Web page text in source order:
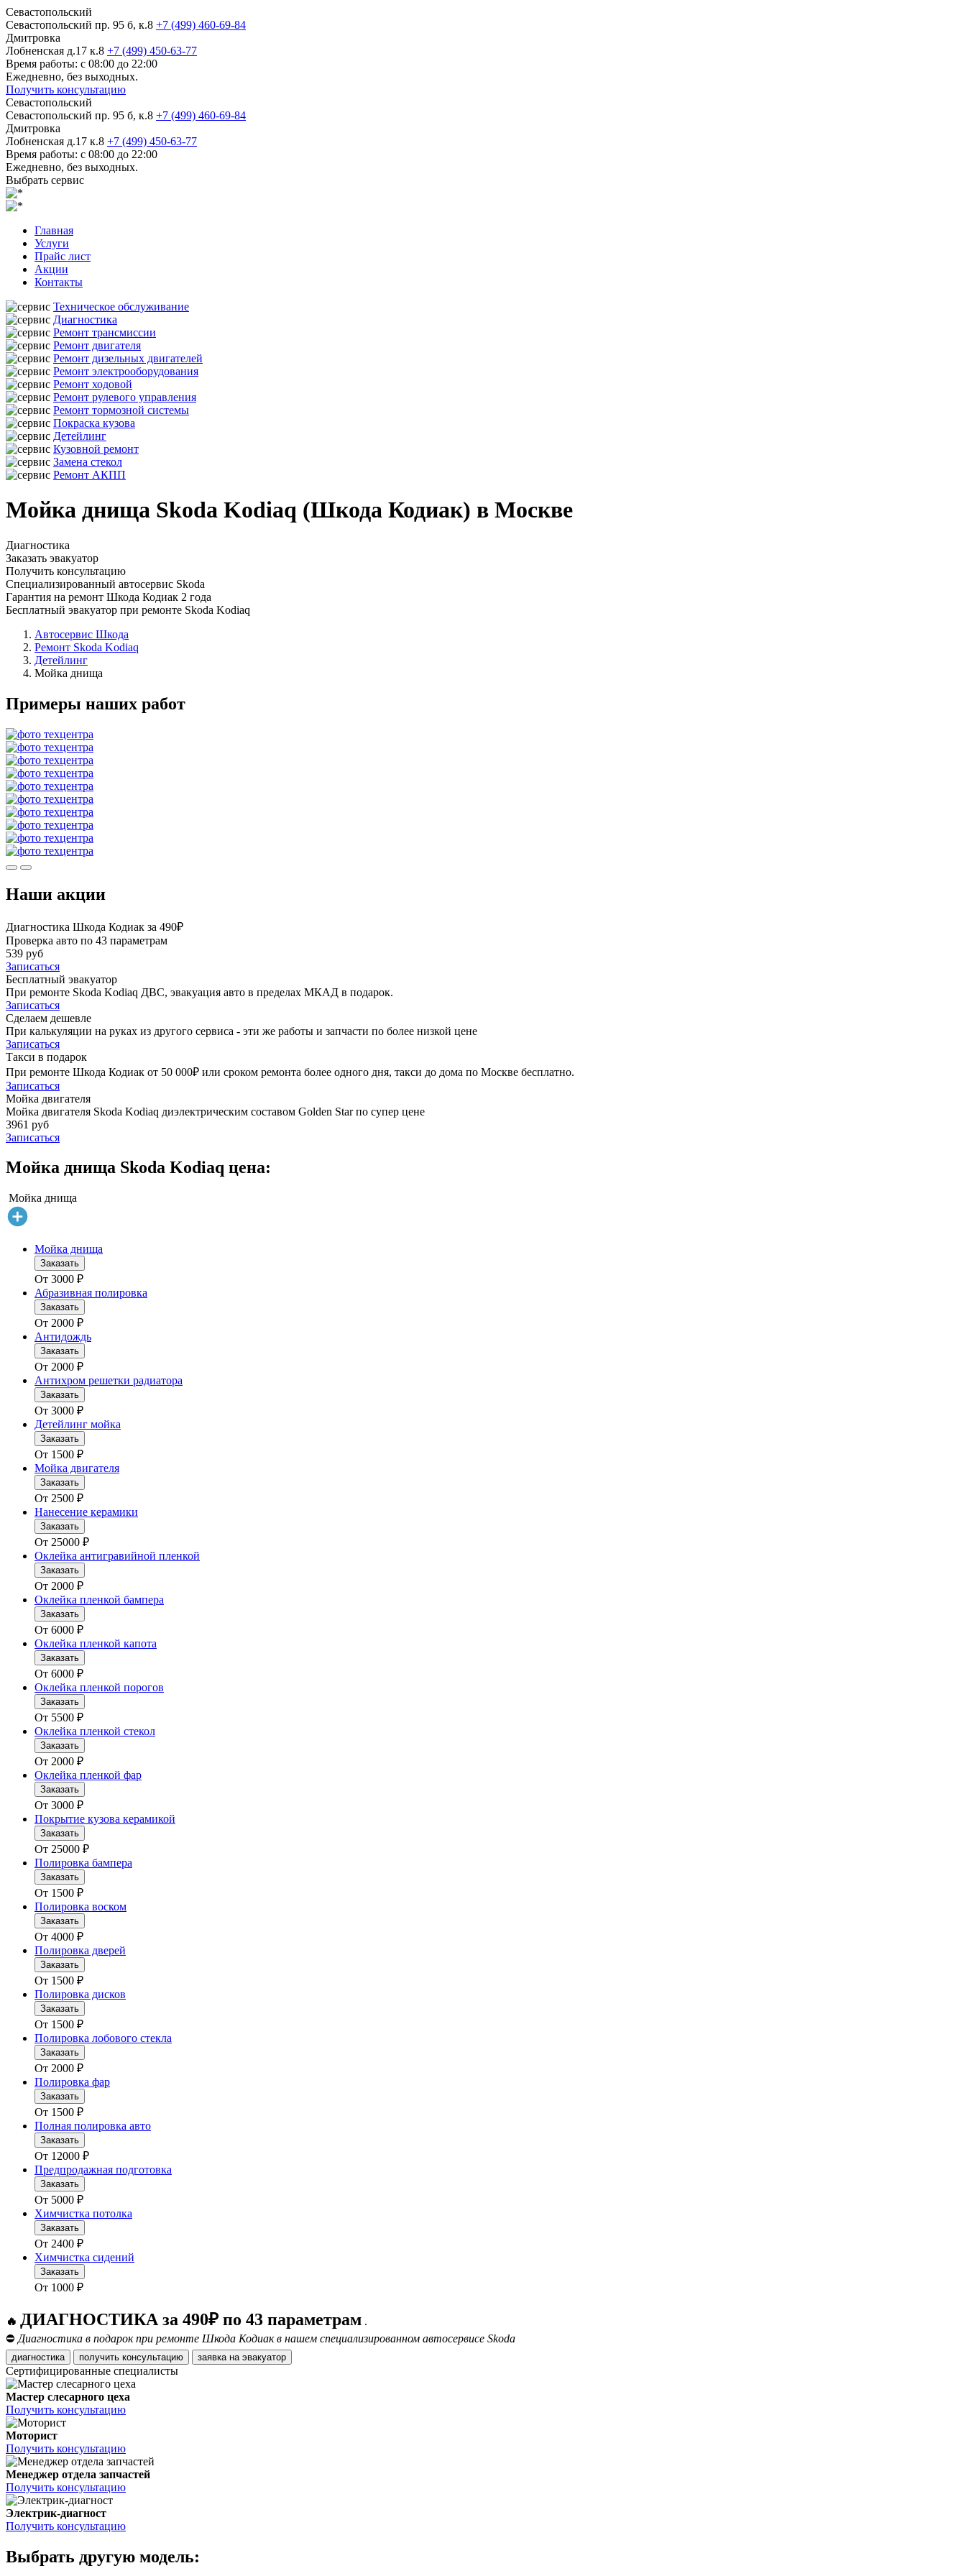
Севастопольский
Севастопольский пр. 95 б, к.8 +7 (499) 460-69-84
Дмитровка
Лобненская д.17 к.8 +7 (499) 450-63-77
Время работы: с 08:00 до 22:00
Ежедневно, без выходных.
Получить консультацию
Севастопольский
Севастопольский пр. 95 б, к.8 +7 (499) 460-69-84
Дмитровка
Лобненская д.17 к.8 +7 (499) 450-63-77
Время работы: с 08:00 до 22:00
Ежедневно, без выходных.
Выбрать сервис
Главная
Услуги
Прайс лист
Акции
Контакты
Техническое обслуживание
Диагностика
Ремонт трансмиссии
Ремонт двигателя
Ремонт дизельных двигателей
Ремонт электрооборудования
Ремонт ходовой
Ремонт рулевого управления
Ремонт тормозной системы
Покраска кузова
Детейлинг
Кузовной ремонт
Замена стекол
Ремонт АКПП
Мойка днища Skoda Kodiaq (Шкода Кодиак) в Москве
Диагностика
Заказать эвакуатор
Получить консультацию
Специализированный автосервис Skoda
Гарантия на ремонт Шкода Кодиак 2 года
Бесплатный эвакуатор при ремонте Skoda Kodiaq
Автосервис Шкода
Ремонт Skoda Kodiaq
Детейлинг
Мойка днища
Примеры наших работ
Наши акции
Диагностика Шкода Кодиак за 490₽
Проверка авто по 43 параметрам
539 руб
Записаться
Бесплатный эвакуатор
При ремонте Skoda Kodiaq ДВС, эвакуация авто в пределах МКАД в подарок.
Записаться
Сделаем дешевле
При калькуляции на руках из другого сервиса - эти же работы и запчасти по более низкой цене
Записаться
Такси в подарок
При ремонте Шкода Кодиак от 50 000₽ или сроком ремонта более одного дня, такси до дома по Москве бесплатно.
Записаться
Мойка двигателя
Мойка двигателя Skoda Kodiaq диэлектрическим составом Golden Star по супер цене
3961 руб
Записаться
Мойка днища Skoda Kodiaq цена:
Мойка днища
Мойка днища
Заказать
От 3000 ₽
Абразивная полировка
Заказать
От 2000 ₽
Антидождь
Заказать
От 2000 ₽
Антихром решетки радиатора
Заказать
От 3000 ₽
Детейлинг мойка
Заказать
От 1500 ₽
Мойка двигателя
Заказать
От 2500 ₽
Нанесение керамики
Заказать
От 25000 ₽
Оклейка антигравийной пленкой
Заказать
От 2000 ₽
Оклейка пленкой бампера
Заказать
От 6000 ₽
Оклейка пленкой капота
Заказать
От 6000 ₽
Оклейка пленкой порогов
Заказать
От 5500 ₽
Оклейка пленкой стекол
Заказать
От 2000 ₽
Оклейка пленкой фар
Заказать
От 3000 ₽
Покрытие кузова керамикой
Заказать
От 25000 ₽
Полировка бампера
Заказать
От 1500 ₽
Полировка воском
Заказать
От 4000 ₽
Полировка дверей
Заказать
От 1500 ₽
Полировка дисков
Заказать
От 1500 ₽
Полировка лобового стекла
Заказать
От 2000 ₽
Полировка фар
Заказать
От 1500 ₽
Полная полировка авто
Заказать
От 12000 ₽
Предпродажная подготовка
Заказать
От 5000 ₽
Химчистка потолка
Заказать
От 2400 ₽
Химчистка сидений
Заказать
От 1000 ₽
🔥 ДИАГНОСТИКА за 490₽ по 43 параметрам .
⛔ Диагностика в подарок при ремонте Шкода Кодиак в нашем специализированном автосервисе Skoda
диагностика получить консультацию заявка на эвакуатор
Сертифицированные специалисты
Мастер слесарного цеха
Получить консультацию
Моторист
Получить консультацию
Менеджер отдела запчастей
Получить консультацию
Электрик-диагност
Получить консультацию
Выбрать другую модель: